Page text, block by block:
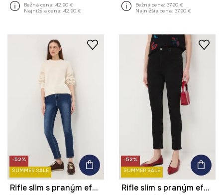
Bežná cena: 42,90 €
Najnižšia cena: 42,90 €
Bežná cena: 37,90 €
Najnižšia cena: 37,90 €
-52%
SUMMER SALE
Rifle slim s praným efektom
-52%
SUMMER SALE
Rifle slim s praným efektom